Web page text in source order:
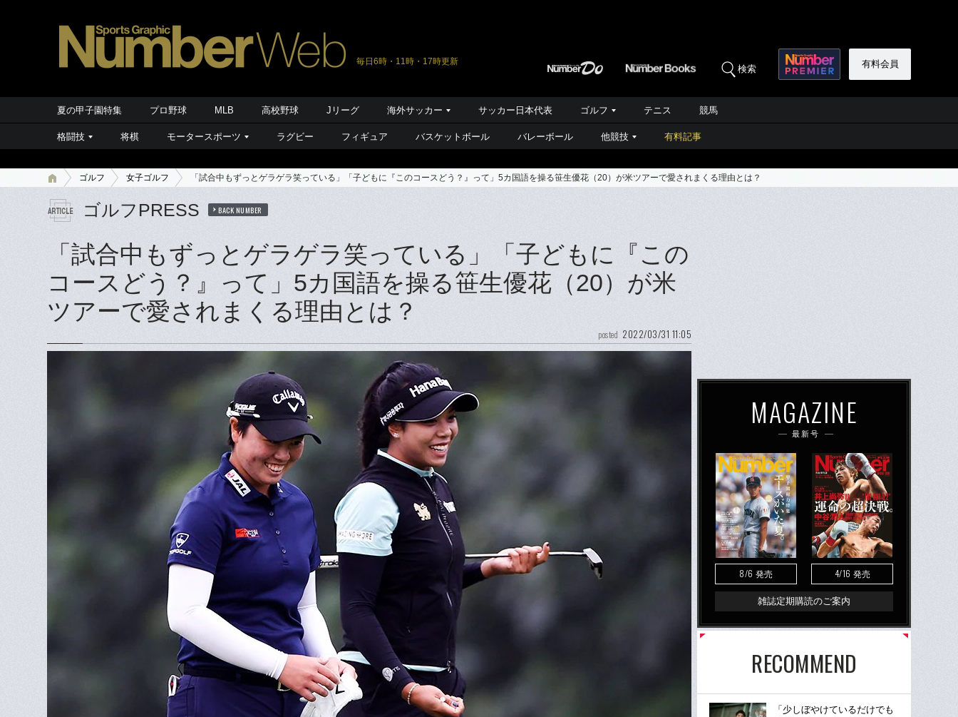
毎日6時・11時・17時更新
検索 有料会員
夏の甲子園特集 プロ野球 MLB 高校野球 Jリーグ 海外サッカー サッカー日本代表 ゴルフ テニス 競馬
格闘技 将棋 モータースポーツ ラグビー フィギュア バスケットボール バレーボール 他競技 有料記事
ゴルフ 女子ゴルフ 「試合中もずっとゲラゲラ笑っている」「子どもに『このコースどう？』って」5カ国語を操る笹生優花（20）が米ツアーで愛されまくる理由とは？
ゴルフPRESS BACK NUMBER
「試合中もずっとゲラゲラ笑っている」「子どもに『この
コースどう？』って」5カ国語を操る笹生優花（20）が米
ツアーで愛されまくる理由とは？
posted 2022/03/31 11:05
MAGAZINE
最新号
8/6 発売 4/16 発売
雑誌定期購読のご案内
RECOMMEND
「少しぼやけているだけでも